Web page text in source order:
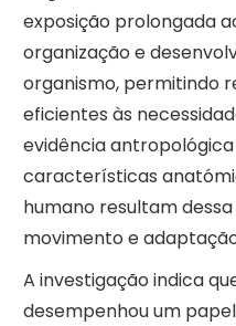
exposição prolongada
organização e
organismo, permitindo
eficientes às
evidência
características
humano resultam
movimento e
A investigação indica
desempenhou um